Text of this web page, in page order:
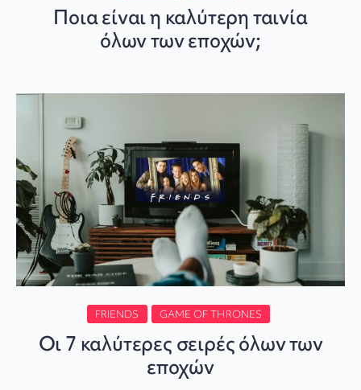
Ποια είναι η καλύτερη ταινία
όλων των εποχών;
FRIENDS GAME OF THRONES
Οι 7 καλύτερες σειρές όλων των
εποχών